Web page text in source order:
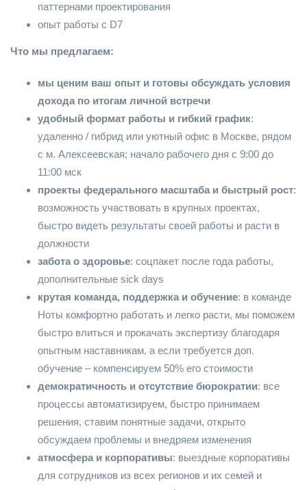
паттернами проектирования
опыт работы с D7
Что мы предлагаем:
мы ценим ваш опыт и готовы обсуждать условия
дохода по итогам личной встречи
удобный формат работы и гибкий график:
удаленно / гибрид или уютный офис в Москве, рядом
с м. Алексеевская; начало рабочего дня с 9:00 до
11:00 мск
проекты федерального масштаба и быстрый рост:
возможность участвовать в крупных проектах,
быстро видеть результаты своей работы и расти в
должности
забота о здоровье: соцпакет после года работы,
дополнительные sick days
крутая команда, поддержка и обучение: в команде
Ноты комфортно работать и легко расти, мы поможем
быстро влиться и прокачать экспертизу благодаря
опытным наставникам, а если требуется доп.
обучение – компенсируем 50% его стоимости
демократичность и отсутствие бюрократии: все
процессы автоматизируем, быстро принимаем
решения, ставим понятные задачи, открыто
обсуждаем проблемы и внедряем изменения
атмосфера и корпоративы: выездные корпоративы
для сотрудников из всех регионов и их семей и